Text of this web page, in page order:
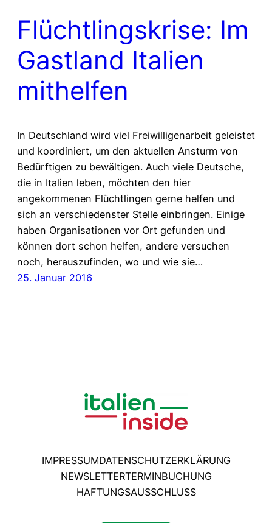
Flüchtlingskrise: Im
Gastland Italien
mithelfen
In Deutschland wird viel Freiwilligenarbeit geleistet
und koordiniert, um den aktuellen Ansturm von
Bedürftigen zu bewältigen. Auch viele Deutsche,
die in Italien leben, möchten den hier
angekommenen Flüchtlingen gerne helfen und
sich an verschiedenster Stelle einbringen. Einige
haben Organisationen vor Ort gefunden und
können dort schon helfen, andere versuchen
noch, herauszufinden, wo und wie sie…
25. Januar 2016
IMPRESSUMDATENSCHUTZERKLÄRUNG
NEWSLETTERTERMINBUCHUNG
HAFTUNGSAUSSCHLUSS